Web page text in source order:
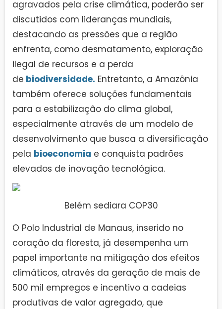
agravados pela crise climática, poderão ser
discutidos com lideranças mundiais,
destacando as pressões que a região
enfrenta, como desmatamento, exploração
ilegal de recursos e a perda
de biodiversidade. Entretanto, a Amazônia
também oferece soluções fundamentais
para a estabilização do clima global,
especialmente através de um modelo de
desenvolvimento que busca a diversificação
pela bioeconomia e conquista padrões
elevados de inovação tecnológica.
Belém sediara COP30
O Polo Industrial de Manaus, inserido no
coração da floresta, já desempenha um
papel importante na mitigação dos efeitos
climáticos, através da geração de mais de
500 mil empregos e incentivo a cadeias
produtivas de valor agregado, que